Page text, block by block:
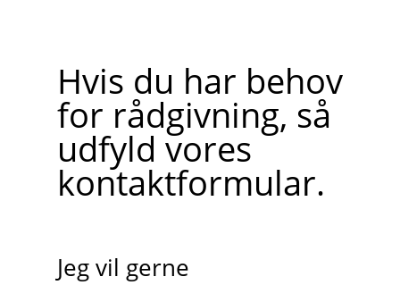
Hvis du har behov
for rådgivning, så
udfyld vores
kontaktformular.
Jeg vil gerne